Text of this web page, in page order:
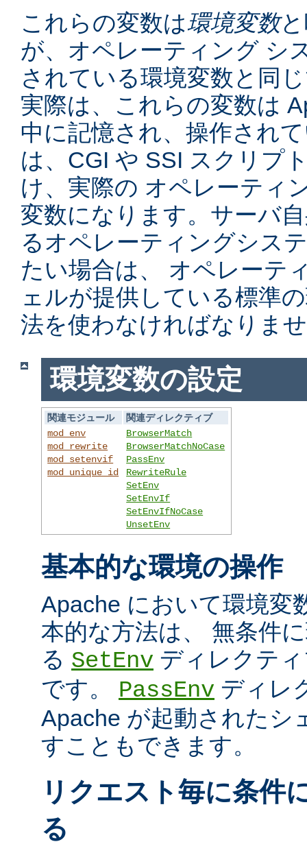
これらの変数は環境変数
が、オペレーティング シ
されている環境変数と同
実際は、これらの変数は
中に記憶され、操作され
は、CGI や SSI スクリプ
け、実際の オペレーティ
変数になります。サーバ
るオペレーティングシス
たい場合は、 オペレーテ
ェルが提供している標準
法を使わなければなりま
環境変数の設定
関連モジュール
関連ディレクティブ
mod_env
mod_rewrite
mod_setenvif
mod_unique_id
BrowserMatch
BrowserMatchNoCase
PassEnv
RewriteRule
SetEnv
SetEnvIf
SetEnvIfNoCase
UnsetEnv
基本的な環境の操作
Apache において環境変
本的な方法は、 無条件
る SetEnv ディレクテ
です。 PassEnv ディレ
Apache が起動されたシ
すこともできます。
リクエスト毎に条件
る